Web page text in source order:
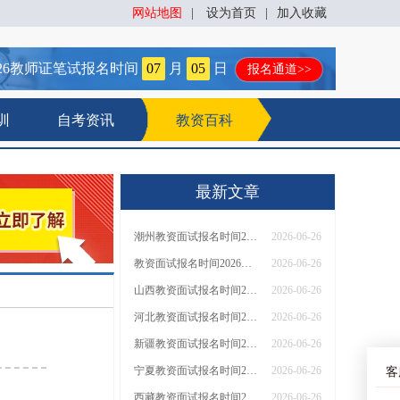
网站地图 设为首页 加入收藏
教师证笔试报名时间 07 月 05 日 报名通道>>
自考资讯 教资百科
最新文章
潮州教资面试报名时间2026下半年（附入口） 2026-06-26
教资面试报名时间2026下半年（附入口） 2026-06-26
山西教资面试报名时间2026下半年（附入口） 2026-06-26
河北教资面试报名时间2026下半年（附入口） 2026-06-26
新疆教资面试报名时间2026下半年（附入口） 2026-06-26
宁夏教资面试报名时间2026下半年（附入口） 2026-06-26
2026-06-26